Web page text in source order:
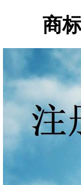
商